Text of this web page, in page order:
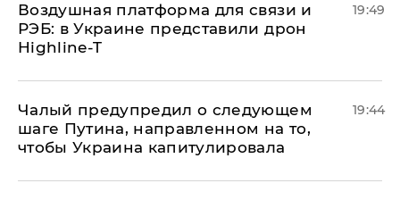
Воздушная платформа для связи и
РЭБ: в Украине представили дрон
Highline-T
19:49
Чалый предупредил о следующем
шаге Путина, направленном на то,
чтобы Украина капитулировала
19:44